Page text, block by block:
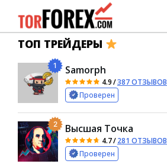
ТОП ТРЕЙДЕРЫ
1 Samorph
4.9/387 ОТЗЫВОВ
Проверен
2 Высшая Точка
4.7/281 ОТЗЫВОВ
Проверен